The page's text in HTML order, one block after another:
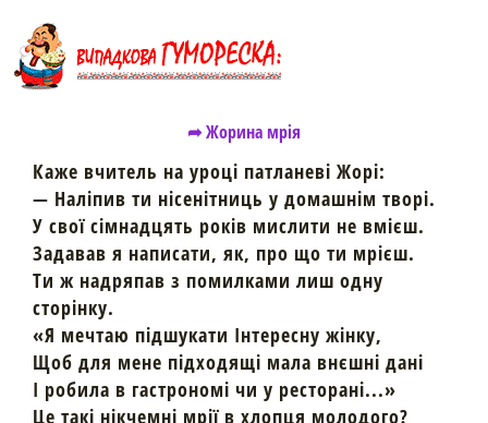
➦ Жорина мрія
Каже вчитель на уроці патланеві Жорі:
— Наліпив ти нісенітниць у домашнім творі.
У свої сімнадцять років мислити не вмієш.
Задавав я написати, як, про що ти мрієш.
Ти ж надряпав з помилками лиш одну
сторінку.
«Я мечтаю підшукати Інтересну жінку,
Щоб для мене підходящі мала внєшні дані
І робила в гастрономі чи у ресторані...»
Це такі нікчемні мрії в хлопця молодого?